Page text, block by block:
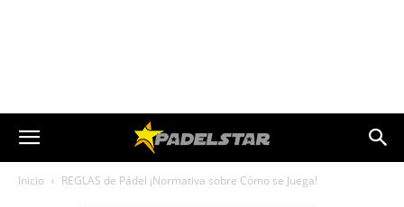
Inicio REGLAS de Pádel ¡Normativa sobre Cómo se Juega!